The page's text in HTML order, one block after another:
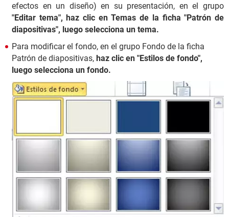
efectos en un diseño) en su presentación, en el grupo
"Editar tema", haz clic en Temas de la ficha "Patrón de
diapositivas", luego selecciona un tema.
Para modificar el fondo, en el grupo Fondo de la ficha
Patrón de diapositivas, haz clic en "Estilos de fondo",
luego selecciona un fondo.